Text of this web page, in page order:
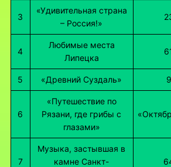
3
«Удивительная страна
– Россия!»
4
Любимые места
Липецка
5 «Древний Суздаль» 9
6
«Путешествие по
Рязани, где грибы с
глазами»
7
Музыка, застывшая в
камне Санкт-